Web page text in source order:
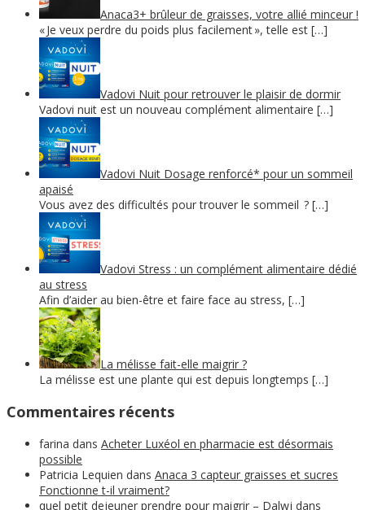
Anaca3+ brûleur de graisses, votre allié minceur !
« Je veux perdre du poids plus facilement », telle est […]
Vadovi Nuit pour retrouver le plaisir de dormir
Vadovi nuit est un nouveau complément alimentaire […]
Vadovi Nuit Dosage renforcé* pour un sommeil
apaisé
Vous avez des difficultés pour trouver le sommeil ? […]
Vadovi Stress : un complément alimentaire dédié
au stress
Afin d’aider au bien-être et faire face au stress, […]
La mélisse fait-elle maigrir ?
La mélisse est une plante qui est depuis longtemps […]
Commentaires récents
farina dans Acheter Luxéol en pharmacie est désormais
possible
Patricia Lequien dans Anaca 3 capteur graisses et sucres
Fonctionne t-il vraiment?
quel petit dejeuner prendre pour maigrir – Dalwj dans